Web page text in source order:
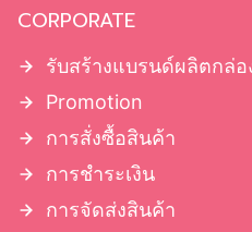
CORPORATE
รับสร้างแบรนด์ผลิตกล่
Promotion
การสั่งซื้อสินค้า
การชำระเงิน
การจัดส่งสินค้า